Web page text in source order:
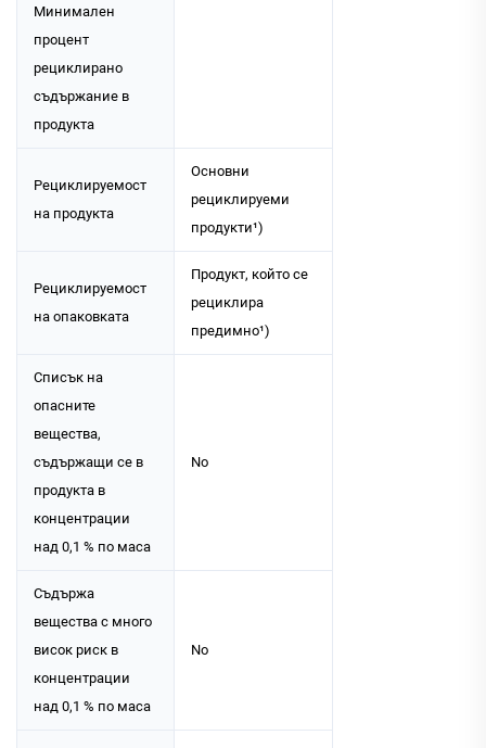
Минимален
процент
рециклирано
съдържание в
продукта
Рециклируемост
на продукта
Основни
рециклируеми
продукти¹)
Рециклируемост
на опаковката
Продукт, който се
рециклира
предимно¹)
Списък на
опасните
вещества,
съдържащи се в
продукта в
концентрации
над 0,1 % по маса
No
Съдържа
вещества с много
висок риск в
концентрации
над 0,1 % по маса
No